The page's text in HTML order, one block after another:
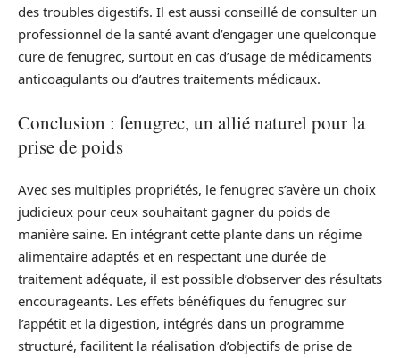
des troubles digestifs. Il est aussi conseillé de consulter un
professionnel de la santé avant d’engager une quelconque
cure de fenugrec, surtout en cas d’usage de médicaments
anticoagulants ou d’autres traitements médicaux.
Conclusion : fenugrec, un allié naturel pour la
prise de poids
Avec ses multiples propriétés, le fenugrec s’avère un choix
judicieux pour ceux souhaitant gagner du poids de
manière saine. En intégrant cette plante dans un régime
alimentaire adaptés et en respectant une durée de
traitement adéquate, il est possible d’observer des résultats
encourageants. Les effets bénéfiques du fenugrec sur
l’appétit et la digestion, intégrés dans un programme
structuré, facilitent la réalisation d’objectifs de prise de